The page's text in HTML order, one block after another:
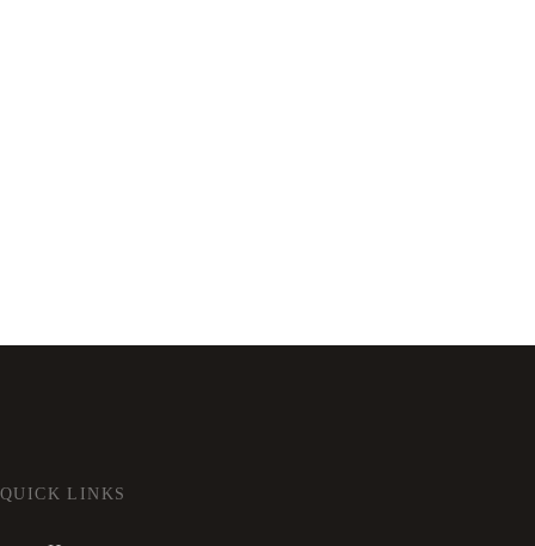
QUICK LINKS